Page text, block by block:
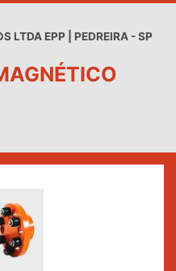
LTDA EPP | PEDREIRA - SP